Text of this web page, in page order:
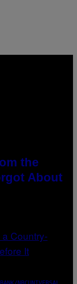
the
About